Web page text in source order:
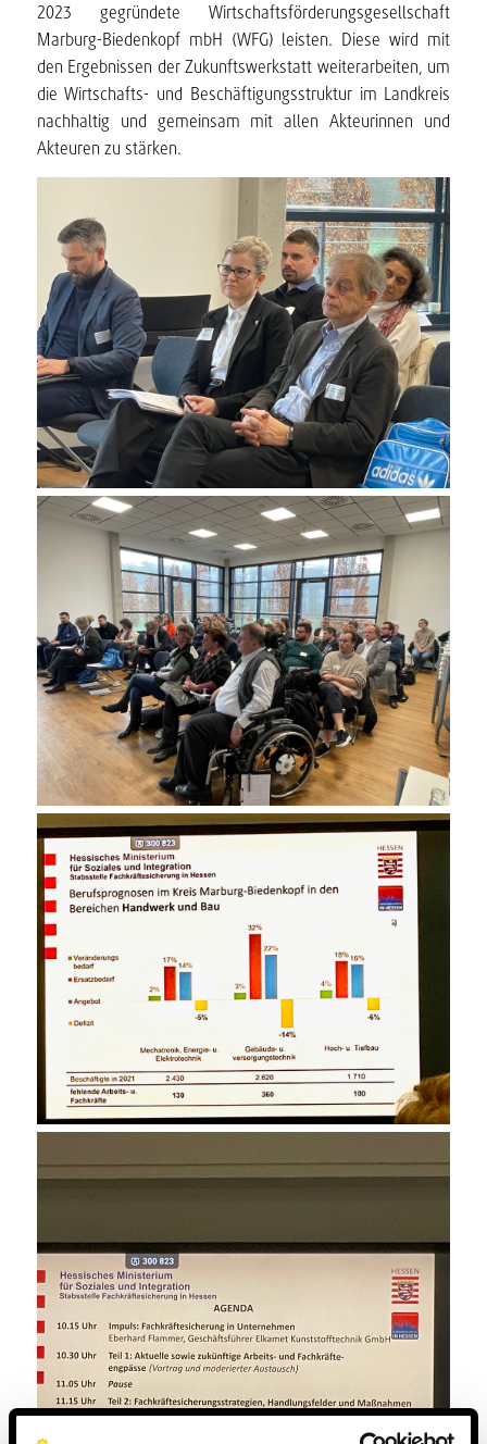
2023 gegründete Wirtschaftsförderungsgesellschaft
Marburg-Biedenkopf mbH (WFG) leisten. Diese wird mit
den Ergebnissen der Zukunftswerkstatt weiterarbeiten, um
die Wirtschafts- und Beschäftigungsstruktur im Landkreis
nachhaltig und gemeinsam mit allen Akteurinnen und
Akteuren zu stärken.